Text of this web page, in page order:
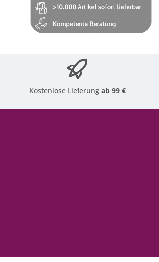
Kostenlose Lieferungab 99 €